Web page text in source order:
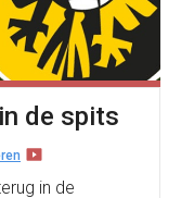
de spits
in de